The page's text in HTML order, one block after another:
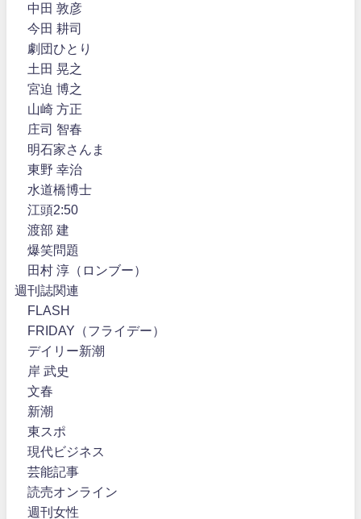
中田 敦彦
今田 耕司
劇団ひとり
土田 晃之
宮迫 博之
山崎 方正
庄司 智春
明石家さんま
東野 幸治
水道橋博士
江頭2:50
渡部 建
爆笑問題
田村 淳（ロンブー）
週刊誌関連
FLASH
FRIDAY（フライデー）
デイリー新潮
岸 武史
文春
新潮
東スポ
現代ビジネス
芸能記事
読売オンライン
週刊女性